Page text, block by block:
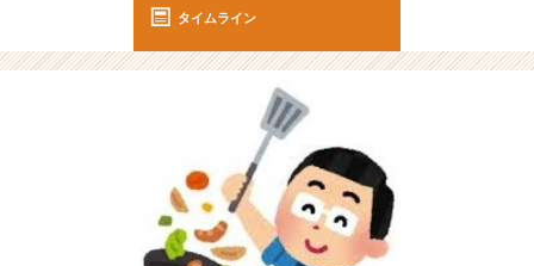
2
6
卒
社
Z
E
N
タイムライン